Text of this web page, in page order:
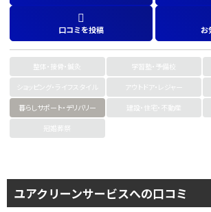
口コミを投稿 お
整体・接骨・鍼灸 学習塾・予備校
ショッピング・ライフスタイル
アウトドア・レジャー
暮らしサポート・デリバリー
建設・住宅・不動産
冠婚葬祭
ユアクリーンサービスへの口コミ